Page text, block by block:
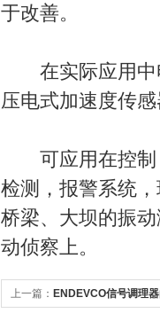
于改善。
在实际应用中
压电式加速度传
可应用在控制
检测，报警系统
桥梁、大坝的振
动侦察上。
上一篇： ENDEVCO信号调理